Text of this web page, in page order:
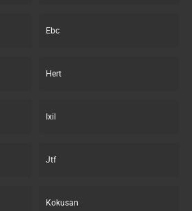
Ebc
Hert
Ixil
Jtf
Kokusan